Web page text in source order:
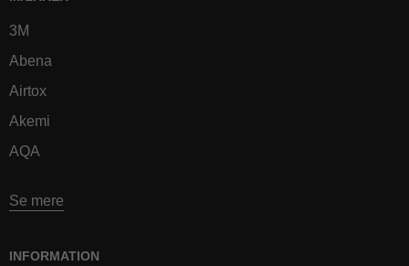
3M
Abena
Airtox
Akemi
AQA
Se mere
INFORMATION